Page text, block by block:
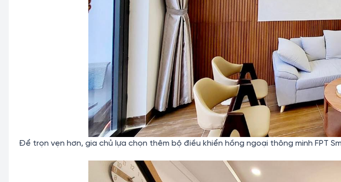
Để trọn vẹn hơn, gia chủ lựa chọn thêm bộ điều khiển hồng ngoại thông minh FPT